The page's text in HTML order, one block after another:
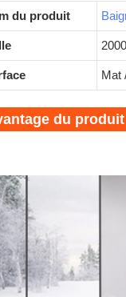
du produit
Mat
du produit